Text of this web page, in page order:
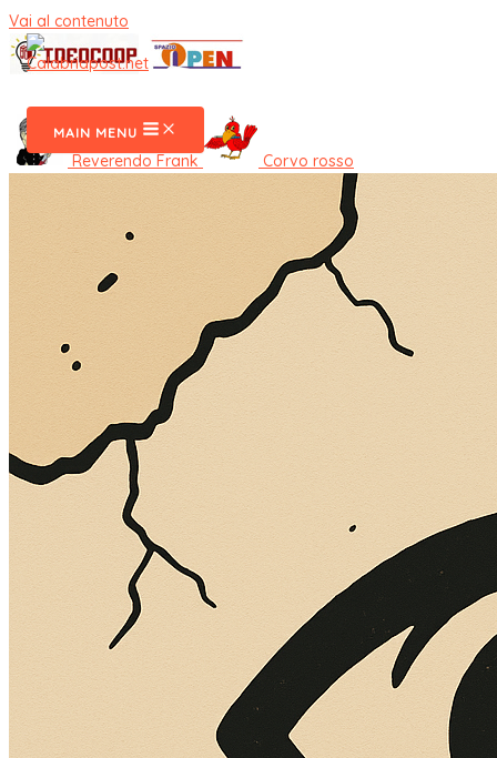
Vai al contenuto
MAIN MENU
Reverendo Frank Corvo rosso